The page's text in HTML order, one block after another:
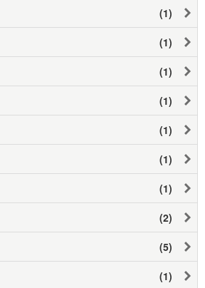
(1)
(1)
(1)
(1)
(1)
(1)
(1)
(2)
(5)
(1)